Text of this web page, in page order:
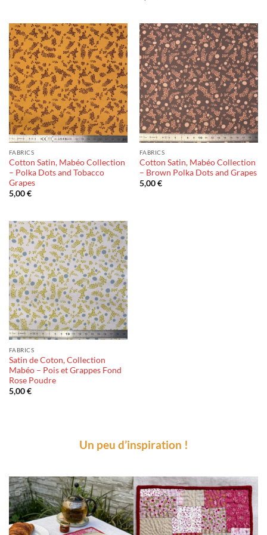
FABRICS
Cotton Satin, Mabéo Collection
– Polka Dots and Tobacco
Grapes
5,00€
FABRICS
Cotton Satin, Mabéo Collection
– Brown Polka Dots and Grapes
5,00€
FABRICS
Satin de Coton, Collection
Mabéo – Pois et Grappes Fond
Rose Poudre
5,00€
Un peu d’inspiration !